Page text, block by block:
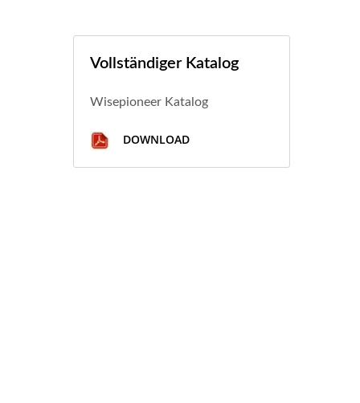
Vollständiger Katalog
Wisepioneer Katalog
DOWNLOAD